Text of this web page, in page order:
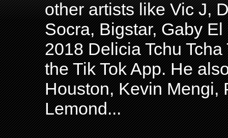
other artists like Vic J,
Socra, Bigstar, Gaby
2018 Delicia Tchu
the Tik Tok App. He
Houston, Kevin Mengi,
Lemond...